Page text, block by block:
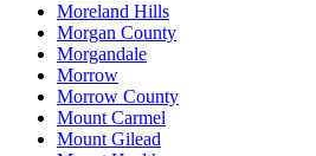
Moreland Hills
Morgan County
Morgandale
Morrow
Morrow County
Mount Carmel
Mount Gilead